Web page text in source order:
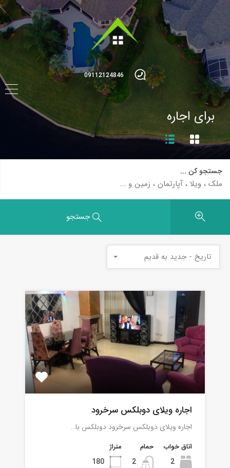
09112124846
برای اجاره
جستجو کن ...
جستجو
تاریخ - جدید به قدیم
اجاره ویلای دوبلکس سرخرود
اجاره ویلای دوبلکس سرخرود دوبلکس با…
اتاق خواب
2
حمام
2
متراژ
180